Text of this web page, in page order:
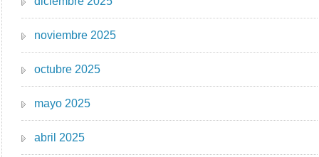
noviembre 2025
octubre 2025
mayo 2025
abril 2025